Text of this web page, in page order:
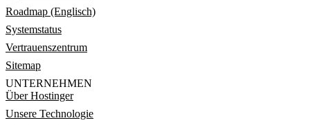
Roadmap (Englisch)
Systemstatus
Vertrauenszentrum
Sitemap
UNTERNEHMEN
Über Hostinger
Unsere Technologie